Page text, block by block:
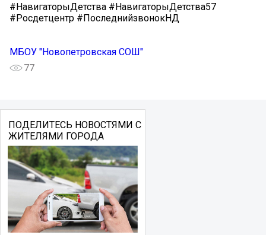
#НавигаторыДетства #НавигаторыДетства57
#Росдетцентр #ПоследнийзвонокНД
МБОУ "Новопетровская СОШ"
77
ПОДЕЛИТЕСЬ НОВОСТЯМИ С
ЖИТЕЛЯМИ ГОРОДА